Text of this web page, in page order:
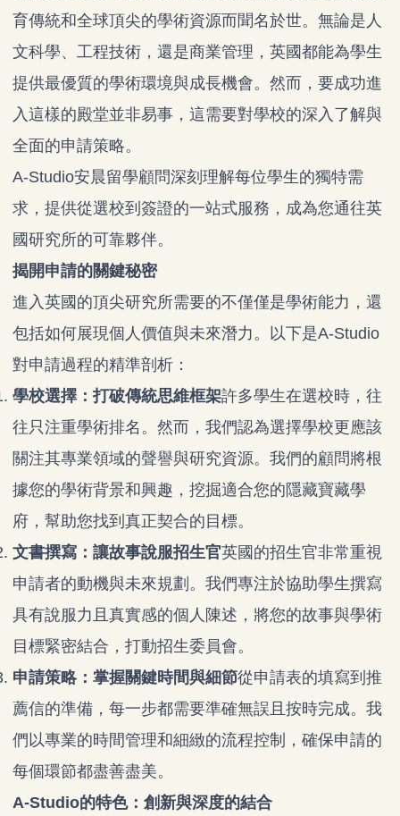
育傳統和全球頂尖的學術資源而聞名於世。無論是人
文科學、工程技術，還是商業管理，英國都能為學生
提供最優質的學術環境與成長機會。然而，要成功進
入這樣的殿堂並非易事，這需要對學校的深入了解與
全面的申請策略。
A-Studio安晨留學顧問深刻理解每位學生的獨特需
求，提供從選校到簽證的一站式服務，成為您通往英
國研究所的可靠夥伴。
揭開申請的關鍵秘密
進入英國的頂尖研究所需要的不僅僅是學術能力，還
包括如何展現個人價值與未來潛力。以下是A-Studio
對申請過程的精準剖析：
學校選擇：打破傳統思維框架許多學生在選校時，往
往只注重學術排名。然而，我們認為選擇學校更應該
關注其專業領域的聲譽與研究資源。我們的顧問將根
據您的學術背景和興趣，挖掘適合您的隱藏寶藏學
府，幫助您找到真正契合的目標。
文書撰寫：讓故事說服招生官英國的招生官非常重視
申請者的動機與未來規劃。我們專注於協助學生撰寫
具有說服力且真實感的個人陳述，將您的故事與學術
目標緊密結合，打動招生委員會。
申請策略：掌握關鍵時間與細節從申請表的填寫到推
薦信的準備，每一步都需要準確無誤且按時完成。我
們以專業的時間管理和細緻的流程控制，確保申請的
每個環節都盡善盡美。
A-Studio的特色：創新與深度的結合